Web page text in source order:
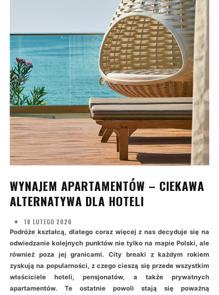
WYNAJEM APARTAMENTÓW – CIEKAWA
ALTERNATYWA DLA HOTELI
18 LUTEGO 2020
Podróże kształcą, dlatego coraz więcej z nas decyduje się na
odwiedzanie kolejnych punktów nie tylko na mapie Polski, ale
również poza jej granicami. City breaki z każdym rokiem
zyskują na popularności, z czego cieszą się przede wszystkim
właściciele hoteli, pensjonatów, a także prywatnych
apartamentów. Te ostatnie powoli stają się poważną